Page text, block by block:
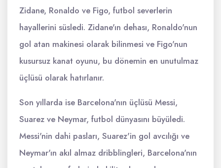
Zidane, Ronaldo ve Figo, futbol severlerin
hayallerini süsledi. Zidane'ın dehası, Ronaldo'nun
gol atan makinesi olarak bilinmesi ve Figo'nun
kusursuz kanat oyunu, bu dönemin en unutulmaz
üçlüsü olarak hatırlanır.
Son yıllarda ise Barcelona'nın üçlüsü Messi,
Suarez ve Neymar, futbol dünyasını büyüledi.
Messi'nin dahi pasları, Suarez'in gol avcılığı ve
Neymar'ın akıl almaz dribblingleri, Barcelona'nın